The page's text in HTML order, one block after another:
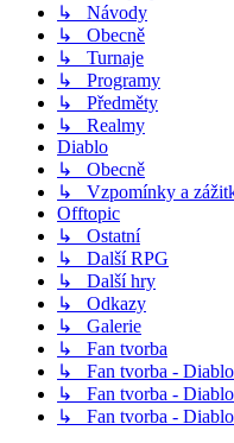
↳ Návody
↳ Obecně
↳ Turnaje
↳ Programy
↳ Předměty
↳ Realmy
Diablo
↳ Obecně
↳ Vzpomínky a
Offtopic
↳ Ostatní
↳ Další RPG
↳ Další hry
↳ Odkazy
↳ Galerie
↳ Fan tvorba
↳ Fan tvorba -
↳ Fan tvorba -
↳ Fan tvorba -